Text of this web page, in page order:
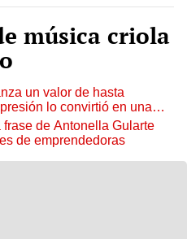
música criola
un valor de hasta
lo convirtió en una
coleccionistas de todo el
frase de Antonella Gularte
de emprendedoras